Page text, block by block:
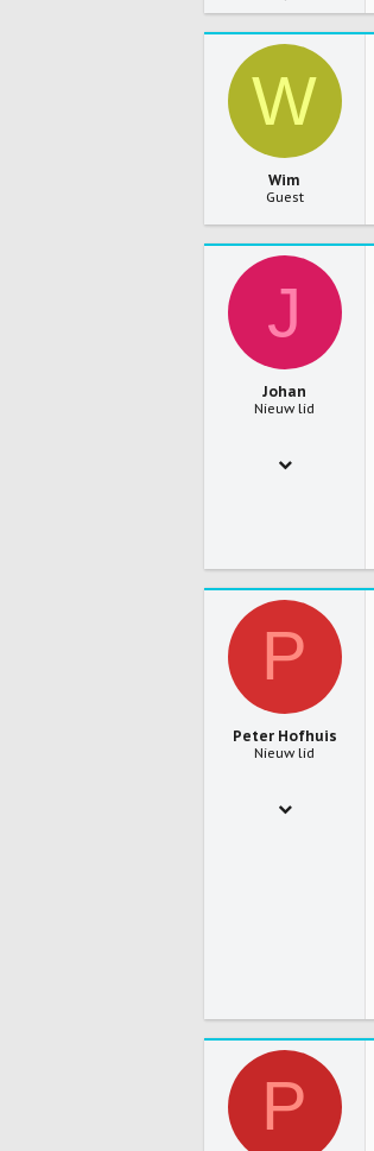
0
W
Wim
Guest
J
Johan
Nieuw lid
P
Peter Hofhuis
Nieuw lid
P